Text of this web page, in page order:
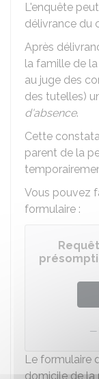
L'enquête
délivrance du
Après
la famille de
au juge des
des tutelles)
d'absence.
Cette
parent de la
Vous pouvez
formulaire :
Le formulaire
domicile de la